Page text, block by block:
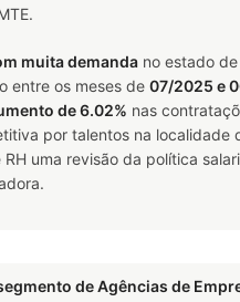
muita demanda no estado de
entre os meses de 07/2025 e
de 6.02% nas
por talentos na localidade
uma revisão da política
de Agências de